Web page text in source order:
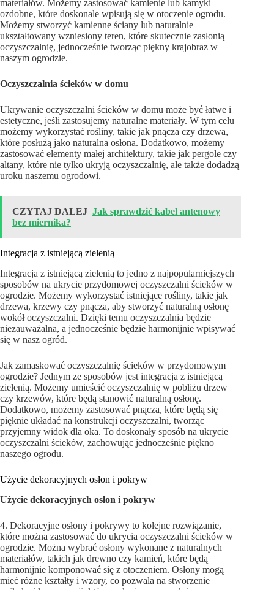
materiałów. Możemy zastosować kamienie lub kamyki
ozdobne, które doskonale wpisują się w otoczenie ogrodu.
Możemy stworzyć kamienne ściany lub naturalnie
ukształtowany wzniesiony teren, które skutecznie zasłonią
oczyszczalnię, jednocześnie tworząc piękny krajobraz w
naszym ogrodzie.
Oczyszczalnia ścieków w domu
Ukrywanie oczyszczalni ścieków w domu może być łatwe i
estetyczne, jeśli zastosujemy naturalne materiały. W tym celu
możemy wykorzystać rośliny, takie jak pnącza czy drzewa,
które posłużą jako naturalna osłona. Dodatkowo, możemy
zastosować elementy małej architektury, takie jak pergole czy
altany, które nie tylko ukryją oczyszczalnię, ale także dodadzą
uroku naszemu ogrodowi.
CZYTAJ DALEJ Jak sprawdzić kabel antenowy
bez miernika?
Integracja z istniejącą zielenią
Integracja z istniejącą zielenią to jedno z najpopularniejszych
sposobów na ukrycie przydomowej oczyszczalni ścieków w
ogrodzie. Możemy wykorzystać istniejące rośliny, takie jak
drzewa, krzewy czy pnącza, aby stworzyć naturalną osłonę
wokół oczyszczalni. Dzięki temu oczyszczalnia będzie
niezauważalna, a jednocześnie będzie harmonijnie wpisywać
się w nasz ogród.
Jak zamaskować oczyszczalnię ścieków w przydomowym
ogrodzie? Jednym ze sposobów jest integracja z istniejącą
zielenią. Możemy umieścić oczyszczalnię w pobliżu drzew
czy krzewów, które będą stanowić naturalną osłonę.
Dodatkowo, możemy zastosować pnącza, które będą się
pięknie układać na konstrukcji oczyszczalni, tworząc
przyjemny widok dla oka. To doskonały sposób na ukrycie
oczyszczalni ścieków, zachowując jednocześnie piękno
naszego ogrodu.
Użycie dekoracyjnych osłon i pokryw
Użycie dekoracyjnych osłon i pokryw
4. Dekoracyjne osłony i pokrywy to kolejne rozwiązanie,
które można zastosować do ukrycia oczyszczalni ścieków w
ogrodzie. Można wybrać osłony wykonane z naturalnych
materiałów, takich jak drewno czy kamień, które będą
harmonijnie komponować się z otoczeniem. Osłony mogą
mieć różne kształty i wzory, co pozwala na stworzenie